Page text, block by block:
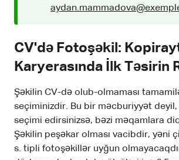
CV'də Fotoşəkil:
Karyerasında İlk Təsirin
Şəkilin CV-də olub-olmaması
seçiminizdir. Bu bir məcburiyyət
seçimi edirsinizsə, bəzi məqamlara
Şəkilin peşəkar olması vacibdir, yəni
s. tipli fotoşəkillər uyğun